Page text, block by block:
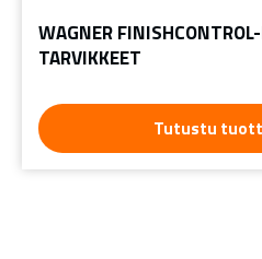
WAGNER
TARVIKKEET
Tutustu